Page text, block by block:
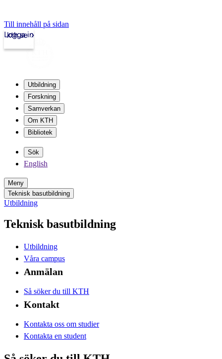
Till innehåll på sidan
kth.se
Logga in
Utbildning
Forskning
Samverkan
Om KTH
Bibliotek
Sök
English
Meny
Teknisk basutbildning
Utbildning
Teknisk basutbildning
Utbildning
Våra campus
Anmälan
Så söker du till KTH
Kontakt
Kontakta oss om studier
Kontakta en student